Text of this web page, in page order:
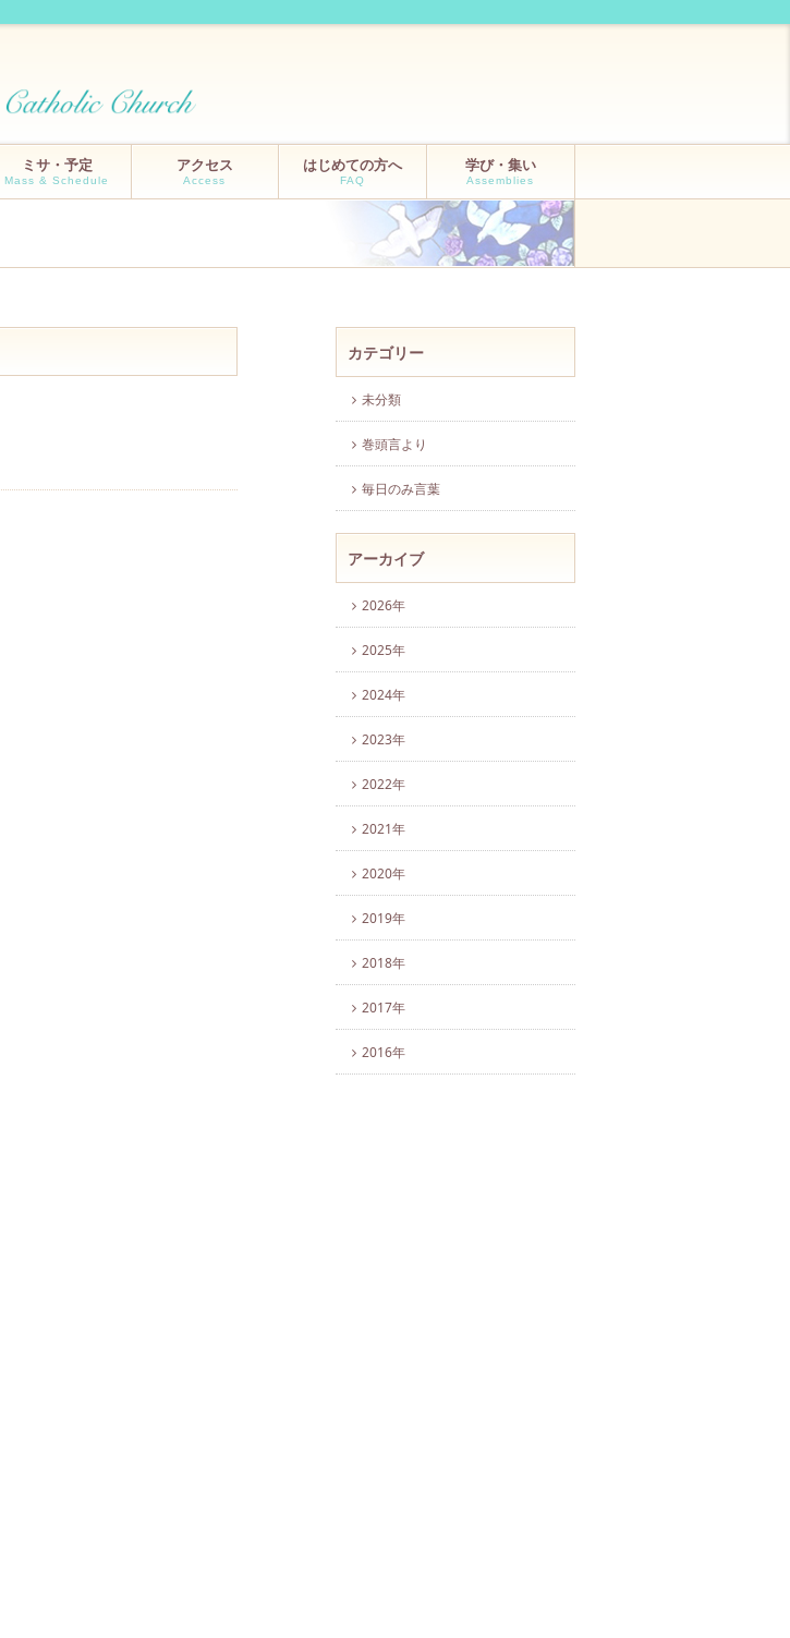
ミサ・予定
Mass & Schedule
アクセス
Access
はじめての方へ
FAQ
学び・集い
Assemblies
カテゴリー
未分類
巻頭言より
毎日のみ言葉
アーカイブ
2026年
2025年
2024年
2023年
2022年
2021年
2020年
2019年
2018年
2017年
2016年